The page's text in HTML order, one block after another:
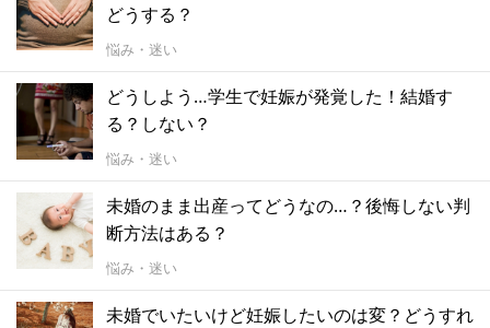
どうする？
悩み・迷い
どうしよう…学生で妊娠が発覚した！結婚す
る？しない？
悩み・迷い
未婚のまま出産ってどうなの…？後悔しない判
断方法はある？
悩み・迷い
未婚でいたいけど妊娠したいのは変？どうすれ